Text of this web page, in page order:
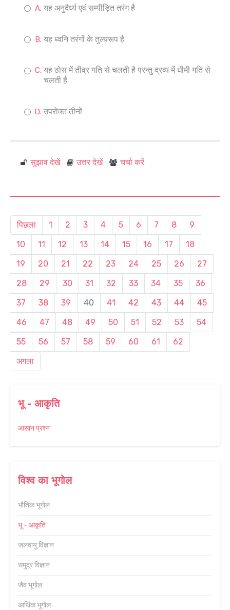
भू - आकृति
आसान प्रश्न
विश्व का भूगोल
भौतिक भूगोल
भू - आकृति
जलवायु विज्ञान
समुद्र विज्ञान
जैव भूगोल
आर्थिक भूगोल
यह अनुदैर्ध्य एवं सम्पीड़ित तरंग है
यह ध्वनि तरंगों के तुल्यरूप है
यह ठोस में तीव्र गति से चलती है परन्तु द्रव्य में धीमी गति से
चलती है
उपरोक्त तीनों
सुझाव देखें उत्तर देखें चर्चा करें
पिछला 1 2 3 4 5 6 7 8
9
10
11 12 13 14 15 16 17
18
19
20 21 22 23 24 25 26
27
28
29 30 31 32 33 34 35
36
37
38 39 40 41 42 43 44
45
46
47 48 49 50 51 52 53
54
55
56 57 58 59 60 61
62
अगला